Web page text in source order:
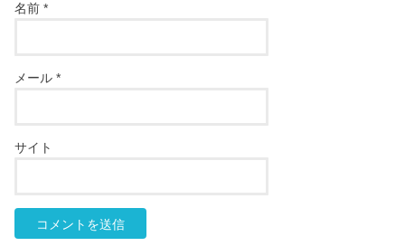
名前*
メール*
サイト